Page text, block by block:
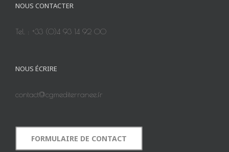
NOUS CONTACTER
Tel. : +33 (0)4 93 14 92 00
NOUS ÉCRIRE
contact@cgmediterranee.fr
FORMULAIRE DE CONTACT